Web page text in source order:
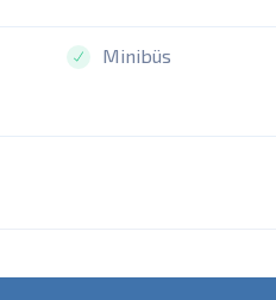
Minibüs